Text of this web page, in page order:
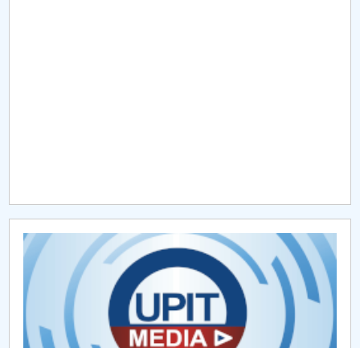
CAR2026
MENIU CANTINA
Partenerii consorţiului
Membrii partenerului UPIT